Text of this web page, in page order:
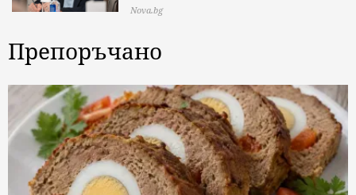
Nova.bg
Препоръчано